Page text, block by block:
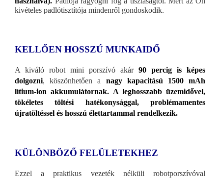
kivételes padlótisztítója mindenről gondoskodik.
KELLŐEN HOSSZÚ MUNKAIDŐ
A kiváló robot mini porszívó akár 90 percig is képes
dolgozni, köszönhetően a nagy kapacitású 1500 mAh
lítium-ion akkumulátornak. A leghosszabb üzemidővel,
tökéletes töltési hatékonysággal, problémamentes
újratöltéssel és hosszú élettartammal rendelkezik.
KÜLÖNBÖZŐ FELÜLETEKHEZ
Ezzel a praktikus vezeték nélküli robotporszívóval